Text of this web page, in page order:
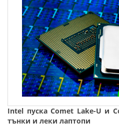
Intel пуска Comet Lake-U и
тънки и леки лаптопи